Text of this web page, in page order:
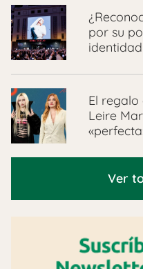
por su
El
Leire
Ver